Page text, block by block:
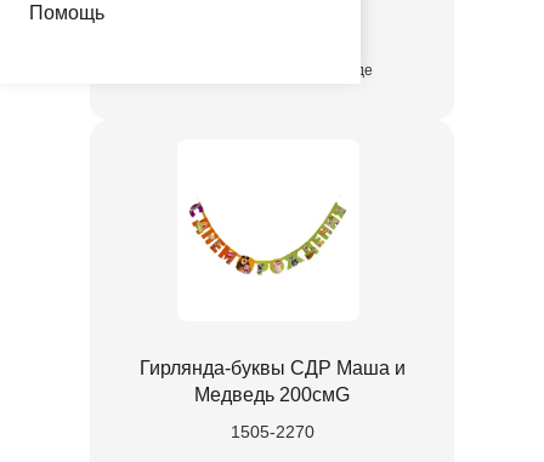
Помощь
присутствует на складе
Гирлянда-буквы СДР Маша и
Медведь 200смG
1505-2270